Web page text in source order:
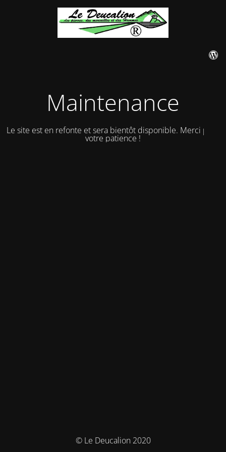
Maintenance
Le site est en refonte et sera bientôt disponible. Merci pour
votre patience !
© Le Deucalion 2020